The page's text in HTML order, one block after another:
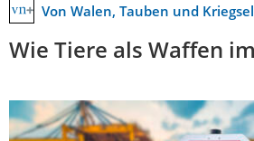
Von Walen, Tauben und
Wie Tiere als Waffen